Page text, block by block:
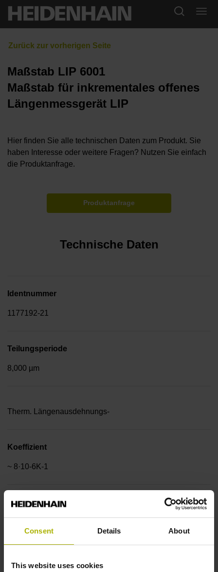
Consent Details About
This website uses cookies
Maßstab LIP 6001
Maßstab für inkrementales offenes
Längenmessgerät LIP
Hier finden Sie alle technischen Daten zum Produkt. Sie
haben Interesse oder weitere Fragen? Nutzen Sie einfach
die Produktanfrage.
Produktanfrage
Technische Daten
Identnummer
1177192-21
Teilungsperiode
8,000 µm
Therm. Längenausdehnungs-
Koeffizient
~ 8·10-6K-1
Genauigkeitsklasse